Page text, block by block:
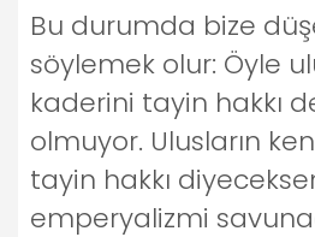
Bu durumda bize
söylemek olur: Öyle
kaderini tayin hakkı
olmuyor. Ulusların
tayin hakkı
emperyalizmi